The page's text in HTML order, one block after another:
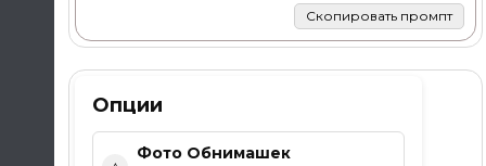
Скопировать промпт
Опции
Фото Обнимашек